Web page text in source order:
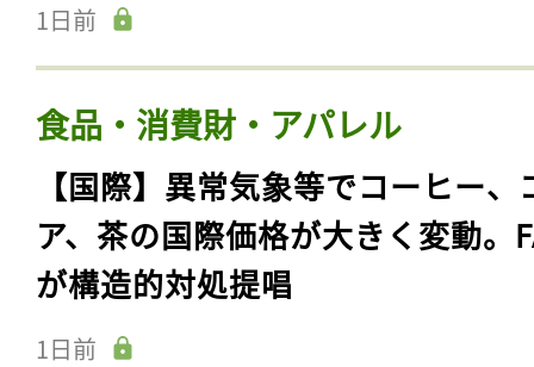
1日前
食品・消費財・アパレル
【国際】異常気象等でコーヒー、
ア、茶の国際価格が大きく変動。
が構造的対処提唱
1日前